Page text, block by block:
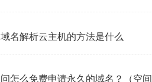
域名解析云主机的方法是什么
问怎么免费申请永久的域名？（空